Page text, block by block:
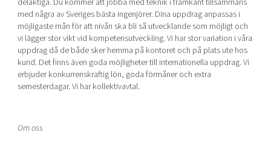
med några av Sveriges bästa ingenjörer. Dina uppdrag anpassas i
möjligaste mån för att nivån ska bli så utvecklande som möjligt och
vi lägger stor vikt vid kompetensutveckling. Vi har stor variation i våra
uppdrag då de både sker hemma på kontoret och på plats ute hos
kund. Det finns även goda möjligheter till internationella uppdrag. Vi
erbjuder konkurrenskraftig lön, goda förmåner och extra
semesterdagar. Vi har kollektivavtal.
Om oss